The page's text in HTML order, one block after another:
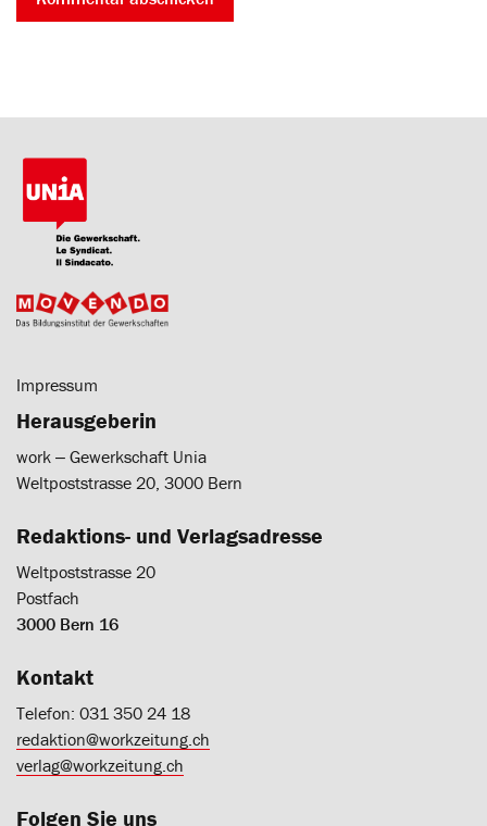
Impressum
Herausgeberin
work ‒ Gewerkschaft Unia
Weltpoststrasse 20, 3000 Bern
Redaktions- und Verlagsadresse
Weltpoststrasse 20
Postfach
3000 Bern 16
Kontakt
Telefon: 031 350 24 18
redaktion@workzeitung.ch
verlag@workzeitung.ch
Folgen Sie uns